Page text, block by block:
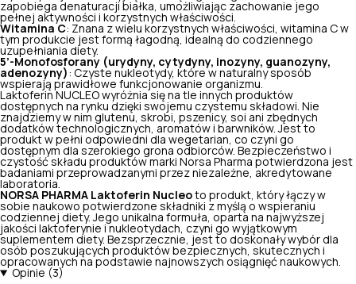
zapobiega denaturacji białka, umożliwiając zachowanie jego
pełnej aktywności i korzystnych właściwości.
Witamina C: Znana z wielu korzystnych właściwości, witamina C w
tym produkcie jest formą łagodną, idealną do codziennego
uzupełniania diety.
5’-Monofosforany (urydyny, cytydyny, inozyny, guanozyny,
adenozyny) : Czyste nukleotydy, które w naturalny sposób
wspierają prawidłowe funkcjonowanie organizmu.
Laktoferin NUCLEO wyróżnia się na tle innych produktów
dostępnych na rynku dzięki swojemu czystemu składowi. Nie
znajdziemy w nim glutenu, skrobi, pszenicy, soi ani zbędnych
dodatków technologicznych, aromatów i barwników. Jest to
produkt w pełni odpowiedni dla wegetarian, co czyni go
dostępnym dla szerokiego grona odbiorców. Bezpieczeństwo i
czystość składu produktów marki Norsa Pharma potwierdzona jest
badaniami przeprowadzanymi przez niezależne, akredytowane
laboratoria.
NORSA PHARMA Laktoferin Nucleo to produkt, który łączy w
sobie naukowo potwierdzone składniki z myślą o wspieraniu
codziennej diety. Jego unikalna formuła, oparta na najwyższej
jakości laktoferynie i nukleotydach, czyni go wyjątkowym
suplementem diety. Bezsprzecznie, jest to doskonały wybór dla
osób poszukujących produktów bezpiecznych, skutecznych i
opracowanych na podstawie najnowszych osiągnięć naukowych.
Opinie (3)